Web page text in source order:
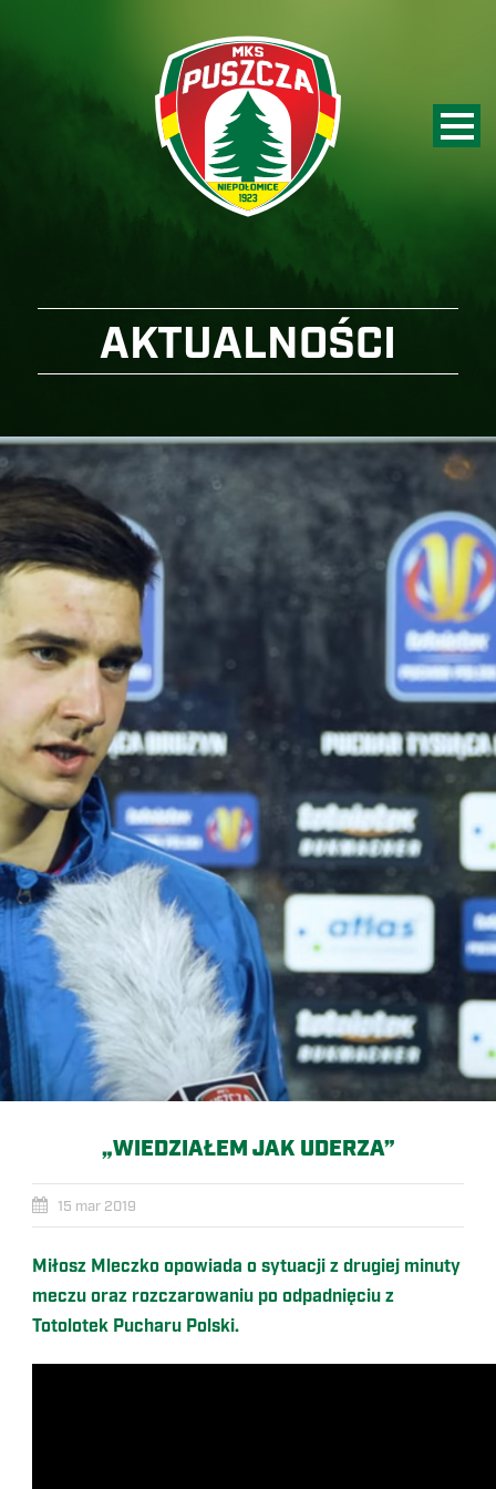
AKTUALNOŚCI
„WIEDZIAŁEM JAK UDERZA”
15 mar 2019
Miłosz Mleczko opowiada o sytuacji z drugiej minuty
meczu oraz rozczarowaniu po odpadnięciu z
Totolotek Pucharu Polski.